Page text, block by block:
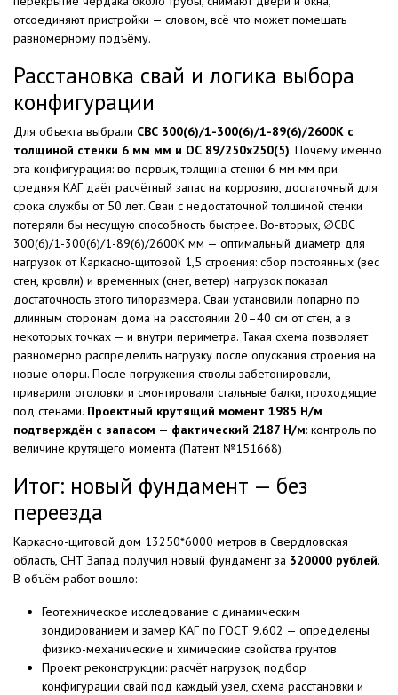
отсоединяют пристройки — словом, всё что может помешать
равномерному подъёму.
Расстановка свай и логика выбора
конфигурации
Для объекта выбрали СВС 300(6)/1-300(6)/1-89(6)/2600К с
толщиной стенки 6 мм мм и ОС 89/250х250(5). Почему именно
эта конфигурация: во-первых, толщина стенки 6 мм мм при
средняя КАГ даёт расчётный запас на коррозию, достаточный для
срока службы от 50 лет. Сваи с недостаточной толщиной стенки
потеряли бы несущую способность быстрее. Во-вторых, ∅СВС
300(6)/1-300(6)/1-89(6)/2600К мм — оптимальный диаметр для
нагрузок от Каркасно-щитовой 1,5 строения: сбор постоянных (вес
стен, кровли) и временных (снег, ветер) нагрузок показал
достаточность этого типоразмера. Сваи установили попарно по
длинным сторонам дома на расстоянии 20–40 см от стен, а в
некоторых точках — и внутри периметра. Такая схема позволяет
равномерно распределить нагрузку после опускания строения на
новые опоры. После погружения стволы забетонировали,
приварили оголовки и смонтировали стальные балки, проходящие
под стенами. Проектный крутящий момент 1985 Н/м
подтверждён с запасом — фактический 2187 Н/м: контроль по
величине крутящего момента (Патент №151668).
Итог: новый фундамент — без
переезда
Каркасно-щитовой дом 13250*6000 метров в Свердловская
область, СНТ Запад получил новый фундамент за 320000 рублей.
В объём работ вошло:
Геотехническое исследование с динамическим
зондированием и замер КАГ по ГОСТ 9.602 — определены
физико-механические и химические свойства грунтов.
Проект реконструкции: расчёт нагрузок, подбор
конфигурации свай под каждый узел, схема расстановки и